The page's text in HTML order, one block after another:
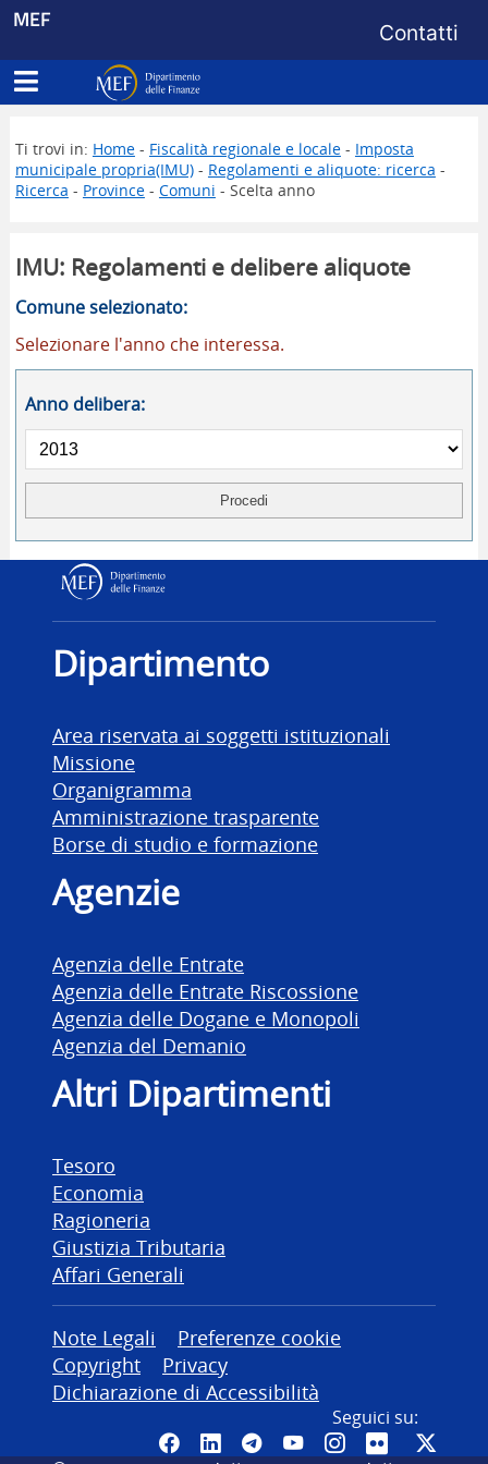
MEF Menu di
Contatti
Apri menu principale
Dipartimento delle Finanze
Ti trovi in: Home- Fiscalità regionale e locale- Imposta
municipale propria(IMU)- Regolamenti e aliquote: ricerca -
Ricerca - Province- Comuni - Scelta anno
IMU: Regolamenti e delibere aliquote
Comune selezionato:
Selezionare l'anno che interessa.
Anno delibera:
Dipartimento delle
Dipartimento
Area riservata ai soggetti istituzionali
Missione
Organigramma
Amministrazione trasparente
Borse di studio e formazione
Agenzie
Agenzia delle Entrate
Agenzia delle Entrate Riscossione
Agenzia delle Dogane e Monopoli
Agenzia del Demanio
Altri Dipartimenti
Tesoro
Economia
Ragioneria
Giustizia Tributaria
Affari Generali
Altre informazioni
Note Legali
Preferenze cookie
Copyright
Privacy
Dichiarazione di Accessibilità
Seguici su:
Pagina Facebook del MEF -
Canale LinkedIn del MEF
Canale Telegram del
Canale YouTube del
CanaleCanale